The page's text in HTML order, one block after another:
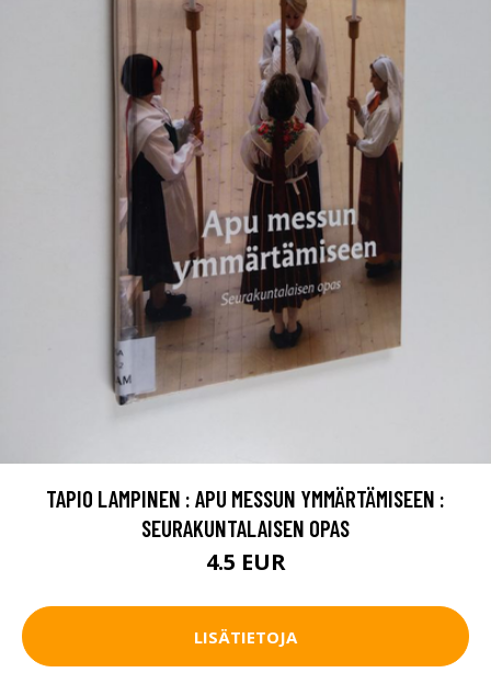
TAPIO LAMPINEN : APU MESSUN YMMÄRTÄMISEEN :
SEURAKUNTALAISEN OPAS
4.5 EUR
LISÄTIETOJA